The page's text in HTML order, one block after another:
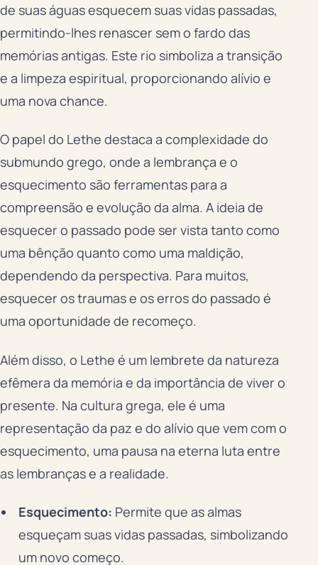
de suas águas esquecem suas vidas passadas,
permitindo-lhes renascer sem o fardo das
memórias antigas. Este rio simboliza a transição
e a limpeza espiritual, proporcionando alívio e
uma nova chance.
O papel do Lethe destaca a complexidade do
submundo grego, onde a lembrança e o
esquecimento são ferramentas para a
compreensão e evolução da alma. A ideia de
esquecer o passado pode ser vista tanto como
uma bênção quanto como uma maldição,
dependendo da perspectiva. Para muitos,
esquecer os traumas e os erros do passado é
uma oportunidade de recomeço.
Além disso, o Lethe é um lembrete da natureza
efêmera da memória e da importância de viver o
presente. Na cultura grega, ele é uma
representação da paz e do alívio que vem com o
esquecimento, uma pausa na eterna luta entre
as lembranças e a realidade.
Esquecimento: Permite que as almas
esqueçam suas vidas passadas, simbolizando
um novo começo.